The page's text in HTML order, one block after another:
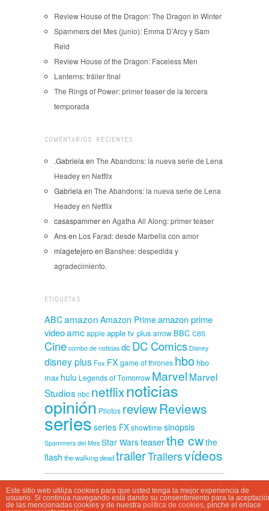
Review House of the Dragon: The Dragon In Winter
Spammers del Mes (junio): Emma D’Arcy y Sam
Reid
Review House of the Dragon: Faceless Men
Lanterns: tráiler final
The Rings of Power: primer teaser de la tercera
temporada
COMENTARIOS RECIENTES
.Gabriela en The Abandons: la nueva serie de Lena
Headey en Netflix
Gabriela en The Abandons: la nueva serie de Lena
Headey en Netflix
casaspammeren Agatha All Along: primer teaser
Ansen Los Farad: desde Marbella con amor
mlagetejero en Banshee: despedida y
agradecimiento.
ETIQUETAS
ABCamazon Amazon Primeamazon prime
videoamcapple apple tv plus arrow BBC CBS
Cine combo de noticias dcDC Comics Disney
disney plus Fox FX game of thrones hbo hbo
max hulu Legends of Tomorrow Marvel Marvel
Studios nbc netflixnoticias
opinión Pilotos reviewReviews
series series FXshowtimesinopsis
Spammers del Mes Star Warsteaserthe cwthe
flash the walking deadtrailerTrailersvídeos
CasaSpammer © 2026
Este sitio web utiliza cookies para que usted tenga la mejor experiencia de
usuario. Si continúa navegando está dando su consentimiento para la
de las mencionadas cookies y de nuestra política de cookies, pinche el enlace